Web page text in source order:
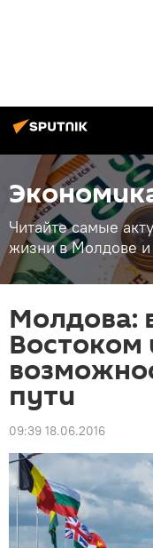
Читайте самые
жизни в Молдове
Молдова:
Востоком
пути
09:39 18.06.2016